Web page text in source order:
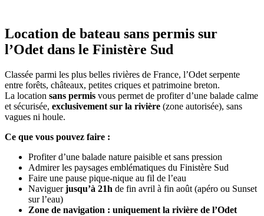
Location de bateau sans permis sur
l’Odet dans le Finistère Sud
Classée parmi les plus belles rivières de France, l’Odet serpente
entre forêts, châteaux, petites criques et patrimoine breton.
La location sans permis vous permet de profiter d’une balade calme
et sécurisée, exclusivement sur la rivière (zone autorisée), sans
vagues ni houle.
Ce que vous pouvez faire :
Profiter d’une balade nature paisible et sans pression
Admirer les paysages emblématiques du Finistère Sud
Faire une pause pique-nique au fil de l’eau
Naviguerjusqu’à 21h de fin avril à fin août (apéro ou Sunset
sur l’eau)
Zone de navigation : uniquement la rivière de l’Odet